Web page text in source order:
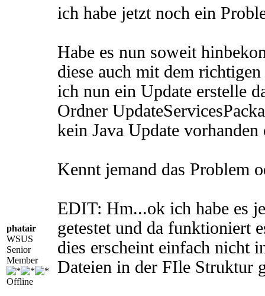
phatair
WSUS
Senior
Member
Offline
ich habe jetzt noch ein
Habe es nun soweit
diese auch mit dem
ich nun ein Update erstelle
Ordner
kein Java Update
Kennt jemand das Problem
EDIT: Hm...ok ich habe es
getestet und da funktioniert
dies erscheint einfach nicht
Dateien in der FIle Struktur